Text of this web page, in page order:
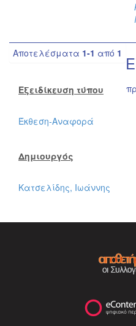
Αποτελέσματα 1-1 από 1
Εξειδίκευση τύπου
Έκθεση-Αναφορά
Δημιουργός
Κατσελίδης, Ιωάννης